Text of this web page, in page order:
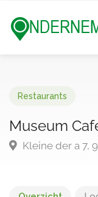
Restaurants
Museum
Kleine der a 7,